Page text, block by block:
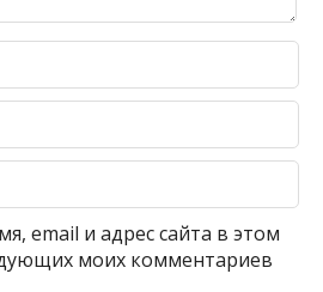
email и адрес сайта в этом
моих комментариев